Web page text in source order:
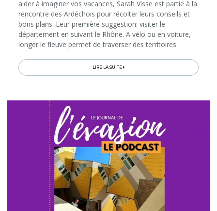
aider à imaginer vos vacances, Sarah Visse est partie à la
rencontre des Ardéchois pour récolter leurs conseils et
bons plans. Leur première suggestion: visiter le
département en suivant le Rhône. A vélo ou en voiture,
longer le fleuve permet de traverser des territoires
LIRE LA SUITE